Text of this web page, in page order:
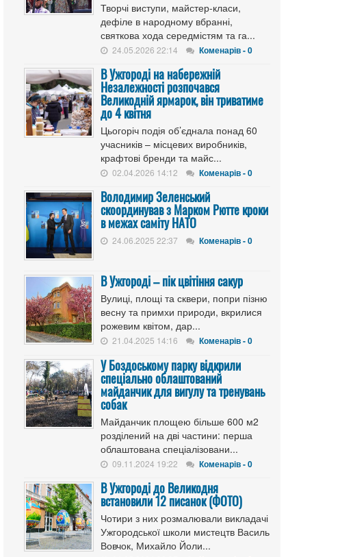
Творчі виступи, майстер-класи,
дефіле в народному вбранні,
святкова хода середмістям та га...
24.05.2026 22:14 Коменарів - 0
В Ужгороді на набережній
Незалежності розпочався
Великодній ярмарок, він триватиме
до 4 квітня
Цьогоріч подія об’єднала понад 60
учасників – місцевих виробників,
крафтові бренди та майс...
02.04.2026 14:12 Коменарів - 0
Володимир Зеленський
скоординував з Марком Рютте кроки
в межах саміту НАТО
24.06.2025 22:37 Коменарів - 0
В Ужгороді – пік цвітіння сакур
Вулиці, площі та сквери, попри пізню
весну та примхи природи, вкрилися
рожевим квітом, дар...
21.04.2025 14:16 Коменарів - 0
У Боздоському парку відкрили
спеціально облаштований
майданчик для вигулу та тренувань
собак
Майданчик площею більше 600 м2
розділений на дві частини: перша
облаштована спеціалізовани...
09.11.2024 19:22 Коменарів - 0
В Ужгороді до Великодня
встановили 12 писанок (ФОТО)
Чотири з них розмалювали викладачі
Ужгородської школи мистецтв Василь
Вовчок, Михайло Йоли...